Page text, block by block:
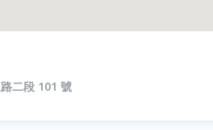
二段 101 號